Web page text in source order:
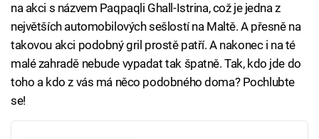
na akci s názvem Paqpaqli Ghall-Istrina, což je jedna z
největších automobilových sešlostí na Maltě. A přesně na
takovou akci podobný gril prostě patří. A nakonec i na té
malé zahradě nebude vypadat tak špatně. Tak, kdo jde do
toho a kdo z vás má něco podobného doma? Pochlubte
se!